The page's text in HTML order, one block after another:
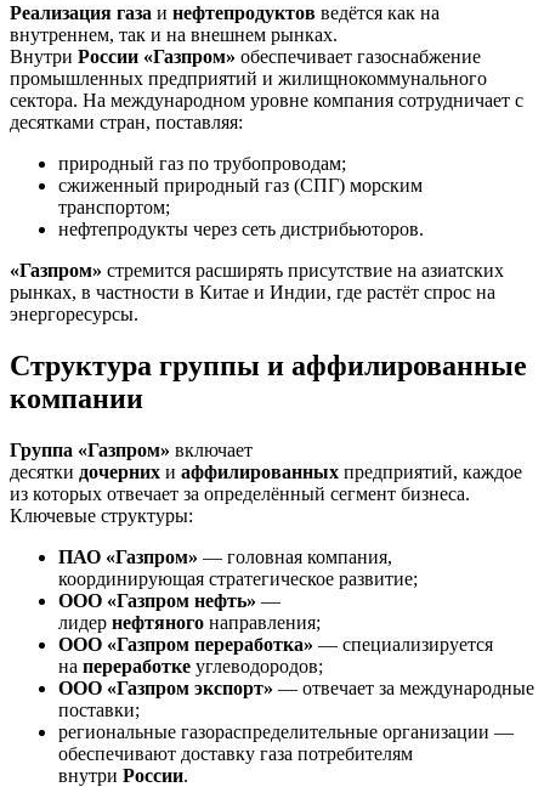
Реализация газа и нефтепродуктов ведётся как на
внутреннем, так и на внешнем рынках.
Внутри России «Газпром» обеспечивает газоснабжение
промышленных предприятий и жилищнокоммунального
сектора. На международном уровне компания сотрудничает с
десятками стран, поставляя:
природный газ по трубопроводам;
сжиженный природный газ (СПГ) морским
транспортом;
нефтепродукты через сеть дистрибьюторов.
«Газпром» стремится расширять присутствие на азиатских
рынках, в частности в Китае и Индии, где растёт спрос на
энергоресурсы.
Структура группы и аффилированные
компании
Группа «Газпром» включает
десятки дочерних и аффилированных предприятий, каждое
из которых отвечает за определённый сегмент бизнеса.
Ключевые структуры:
ПАО «Газпром» — головная компания,
координирующая стратегическое развитие;
ООО «Газпром нефть» —
лидер нефтяного направления;
ООО «Газпром переработка» — специализируется
на переработке углеводородов;
ООО «Газпром экспорт» — отвечает за международные
поставки;
региональные газораспределительные организации —
обеспечивают доставку газа потребителям
внутри России.